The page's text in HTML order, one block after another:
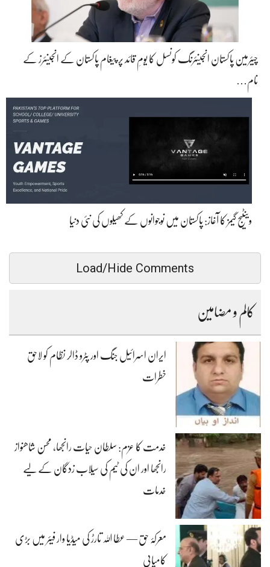
چیئرمین پاکستان انجینئرنگ کونسل کا یومِ قائد پر پیغام پاکستان کے انجینئرز کے
نام…
وینٹیج گیمز کا آغاز: پاکستان میں نوجوانوں کے کھیلوں کی نئی دنیا
Load/Hide Comments
کالم و مضامین
ایران اسرائیل جنگ اور پٹرو ڈالر نظام کو لاحق
خطرات
خدمت کا عزم: سلطان حیات رانجھا، محسن شاھنواز
رانجھا اور ان کی ٹیم کی سیلاب زدگان کے لیے
خدمات
معرکۂ حق — عطا اللہ تارڑ کی میڈیا وار فیئر میں بڑی
کامیابی